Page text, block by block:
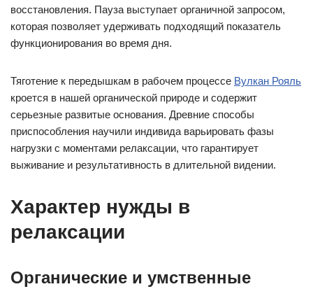
восстановления. Пауза выступает органичной запросом,
которая позволяет удерживать подходящий показатель
функционирования во время дня.
Тяготение к передышкам в рабочем процессе Вулкан Рояль
кроется в нашей органической природе и содержит
серьезные развитые основания. Древние способы
приспособления научили индивида варьировать фазы
нагрузки с моментами релаксации, что гарантирует
выживание и результативность в длительной видении.
Характер нужды в
релаксации
Органические и умственные